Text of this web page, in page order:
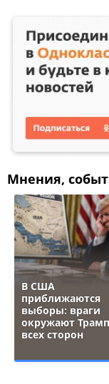
Мнения,
В США
приближаются
выборы: враги
окружают
всех сторон